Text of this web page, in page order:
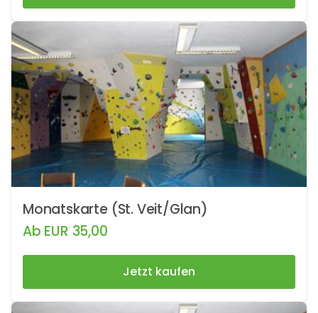
Monatskarte (St. Veit/Glan)
Ab EUR 35,00
Jetzt kaufen